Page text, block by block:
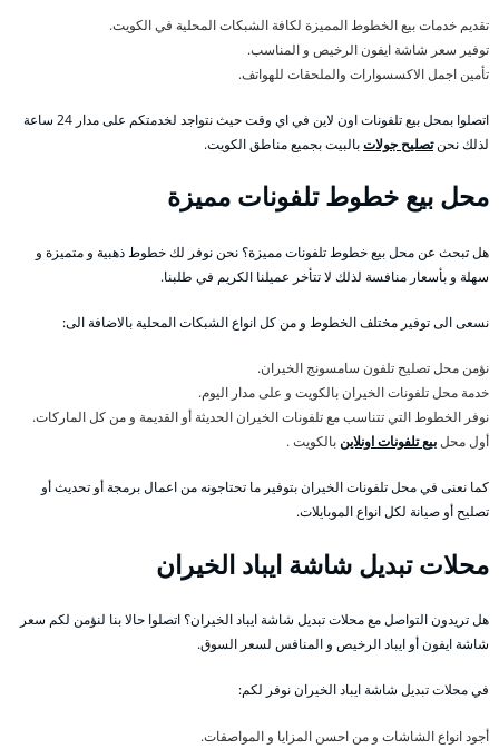
تقديم خدمات بيع الخطوط المميزة لكافة الشبكات المحلية في الكويت.
توفير سعر شاشة ايفون الرخيص و المناسب.
تأمين اجمل الاكسسوارات والملحقات للهواتف.
اتصلوا بمحل بيع تلفونات اون لاين في اي وقت حيث نتواجد لخدمتكم على مدار 24 ساعة
لذلك نحنتصليح جولاتبالبيت بجميع مناطق الكويت.
محل بيع خطوط تلفونات مميزة
هل تبحث عن محل بيع خطوط تلفونات مميزة؟ نحن نوفر لك خطوط ذهبية و متميزة و
سهلة و بأسعار منافسة لذلك لا تتأخر عميلنا الكريم في طلبنا.
نسعى الى توفير مختلف الخطوط و من كل انواع الشبكات المحلية بالاضافة الى:
نؤمن محل تصليح تلفون سامسونج الخيران.
خدمة محل تلفونات الخيران بالكويت و على مدار اليوم.
نوفر الخطوط التي تتناسب مع تلفونات الخيران الحديثة أو القديمة و من كل الماركات.
أول محلبيع تلفونات اونلاينبالكويت .
كما نعنى في محل تلفونات الخيران بتوفير ما تحتاجونه من اعمال برمجة أو تحديث أو
تصليح أو صيانة لكل انواع الموبايلات.
محلات تبديل شاشة ايباد الخيران
هل تريدون التواصل مع محلات تبديل شاشة ايباد الخيران؟ اتصلوا حالا بنا لنؤمن لكم سعر
شاشة ايفون أو ايباد الرخيص و المنافس لسعر السوق.
في محلات تبديل شاشة ايباد الخيران نوفر لكم:
أجود انواع الشاشات و من احسن المزايا و المواصفات.